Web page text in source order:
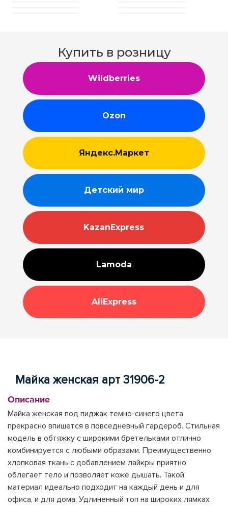
Купить в розницу
Wildberries
Ozon
Яндекс.Маркет
Детский мир
KazanExpress
Lamoda
AliExpress
Майка женская арт 31906-2
Описание
Майка женская под пиджак темно-синего цвета
прекрасно впишется в повседневный гардероб. Стильная
модель в обтяжку с широкими бретельками отлично
комбинируется с любыми образами. Преимущественно
хлопковая ткань с добавлением лайкры приятно
облегает тело и позволяет коже дышать. Такой
материал идеально подходит на каждый день и для
офиса, и для дома. Удлиненный топ на широких лямках